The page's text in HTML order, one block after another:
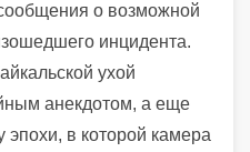
о возможной
инцидента.
ухой
анекдотом, а еще
в которой камера